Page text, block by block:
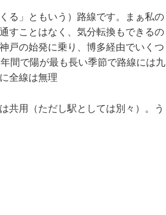
る」ともいう）路線です。まぁ私の
すことはなく、気分転換もできるの
戸の始発に乗り、博多経由でいくつ
間で陽が最も長い季節で路線には九
全線は無理
共用（ただし駅としては別々）。う